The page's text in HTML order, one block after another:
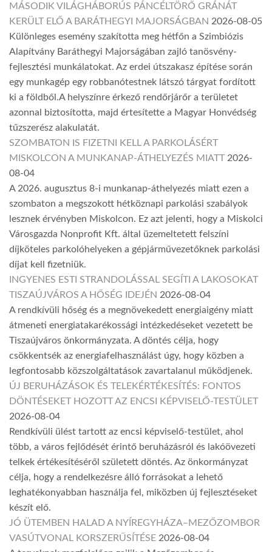
MÁSODIK VILÁGHÁBORÚS PÁNCÉLTÖRŐ GRÁNÁT
KERÜLT ELŐ A BARÁTHEGYI MAJORSÁGBAN 2026-08-05
Különleges esemény szakította meg hétfőn a Szimbiózis
Alapítvány Baráthegyi Majorságában zajló tanösvény-
fejlesztési munkálatokat. Az erdei útszakasz építése során
egy munkagép egy robbanótestnek látszó tárgyat fordított
ki a földből.A helyszínre érkező rendőrjárőr a területet
azonnal biztosította, majd értesítette a Magyar Honvédség
tűzszerész alakulatát.
SZOMBATON IS FIZETNI KELL A PARKOLÁSÉRT
MISKOLCON A MUNKANAP-ÁTHELYEZÉS MIATT 2026-
08-04
A 2026. augusztus 8-i munkanap-áthelyezés miatt ezen a
szombaton a megszokott hétköznapi parkolási szabályok
lesznek érvényben Miskolcon. Ez azt jelenti, hogy a Miskolci
Városgazda Nonprofit Kft. által üzemeltetett felszíni
díjköteles parkolóhelyeken a gépjárművezetőknek parkolási
díjat kell fizetniük.
INGYENES ESTI STRANDOLÁSSAL SEGÍTI A LAKOSOKAT
TISZAÚJVÁROS A HŐSÉG IDEJÉN 2026-08-04
A rendkívüli hőség és a megnövekedett energiaigény miatt
átmeneti energiatakarékossági intézkedéseket vezetett be
Tiszaújváros önkormányzata. A döntés célja, hogy
csökkentsék az energiafelhasználást úgy, hogy közben a
legfontosabb közszolgáltatások zavartalanul működjenek.
ÚJ BERUHÁZÁSOK ÉS TELEKÉRTÉKESÍTÉS: FONTOS
DÖNTÉSEKET HOZOTT AZ ENCSI KÉPVISELŐ-TESTÜLET
2026-08-04
Rendkívüli ülést tartott az encsi képviselő-testület, ahol
több, a város fejlődését érintő beruházásról és lakóövezeti
telkek értékesítéséről született döntés. Az önkormányzat
célja, hogy a rendelkezésre álló forrásokat a lehető
leghatékonyabban használja fel, miközben új fejlesztéseket
készít elő.
JÓ ÜTEMBEN HALAD A NYÍREGYHÁZA–MEZŐZOMBOR
VASÚTVONAL KORSZERŰSÍTÉSE 2026-08-04